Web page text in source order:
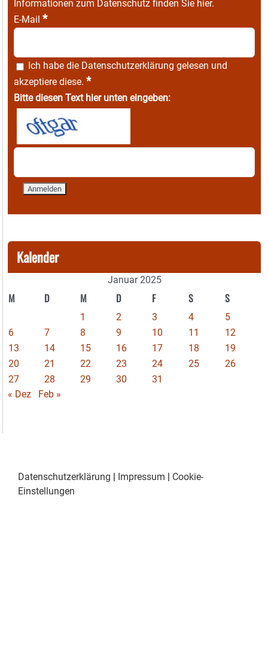
Informationen zum Datenschutz finden Sie hier.
E-Mail *
Ich habe die Datenschutzerklärung gelesen und
akzeptiere diese. *
Bitte diesen Text hier unten eingeben:
Kalender
Januar 2025
M D M D F S S
1 2 3 4
5
6
7 8 9 10 11
12
13
14 15 16 17 18
19
20
21 22 23 24 25
26
27
28 29 30
31
« Dez
Feb »
Datenschutzerklärung Impressum
Cookie-
Einstellungen